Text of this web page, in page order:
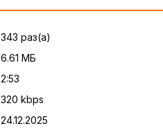
343 раз(а)
6.61 МБ
2:53
320 kbps
24.12.2025